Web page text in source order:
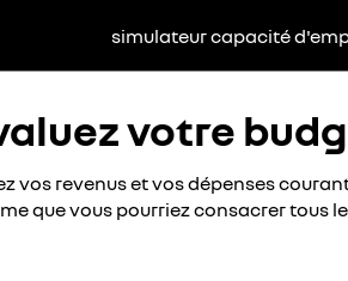
simulateur capacité
votre
vos revenus et vos dépenses
que vous pourriez consacrer tous